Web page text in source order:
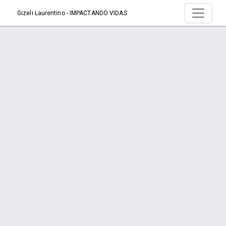
Gizeli Laurentino - IMPACTANDO VIDAS